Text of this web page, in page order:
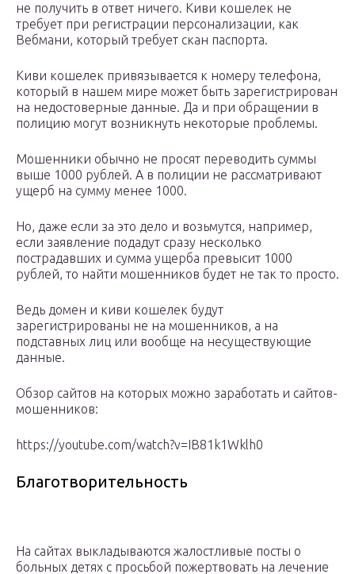
не получить в ответ ничего. Киви кошелек не
требует при регистрации персонализации, как
Вебмани, который требует скан паспорта.
Киви кошелек привязывается к номеру телефона,
который в нашем мире может быть зарегистрирован
на недостоверные данные. Да и при обращении в
полицию могут возникнуть некоторые проблемы.
Мошенники обычно не просят переводить суммы
выше 1000 рублей. А в полиции не рассматривают
ущерб на сумму менее 1000.
Но, даже если за это дело и возьмутся, например,
если заявление подадут сразу несколько
пострадавших и сумма ущерба превысит 1000
рублей, то найти мошенников будет не так то просто.
Ведь домен и киви кошелек будут
зарегистрированы не на мошенников, а на
подставных лиц или вообще на несуществующие
данные.
Обзор сайтов на которых можно заработать и сайтов-
мошенников:
https://youtube.com/watch?v=IB81k1Wklh0
Благотворительность
На сайтах выкладываются жалостливые посты о
больных детях с просьбой пожертвовать на лечение